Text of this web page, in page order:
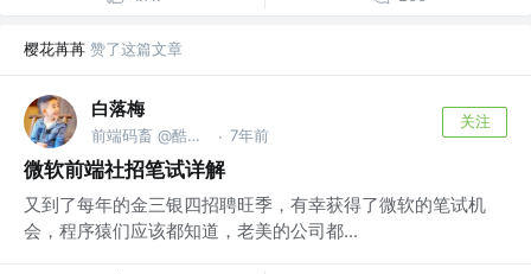
樱花苒苒 赞了这篇文章
白落梅
前端码畜 @酷家乐 · 7年前
关注
微软前端社招笔试详解
又到了每年的金三银四招聘旺季，有幸获得了微软的笔试机
会，程序猿们应该都知道，老美的公司都...